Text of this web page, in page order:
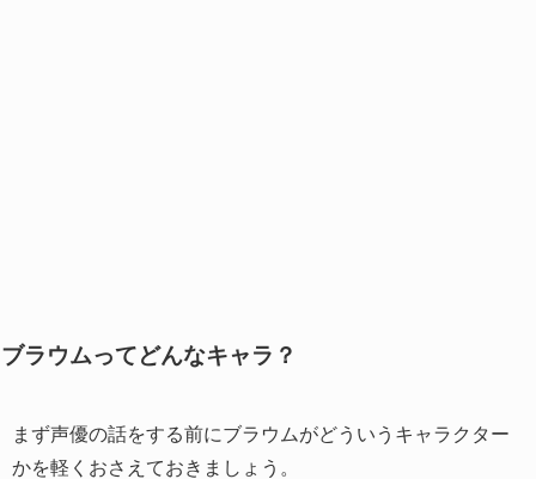
ブラウムってどんなキャラ？
まず声優の話をする前にブラウムがどういうキャラクター
かを軽くおさえておきましょう。